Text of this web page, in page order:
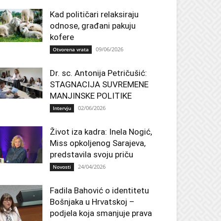
Kad političari relaksiraju
odnose, građani pakuju
kofere
Otvorena vrata 09/06/2026
Dr. sc. Antonija Petričušić:
STAGNACIJA SUVREMENE
MANJINSKE POLITIKE
Intervju 02/06/2026
Život iza kadra: Inela Nogić,
Miss opkoljenog Sarajeva,
predstavila svoju priču
Novosti 24/04/2026
Fadila Bahović o identitetu
Bošnjaka u Hrvatskoj –
podjela koja smanjuje prava